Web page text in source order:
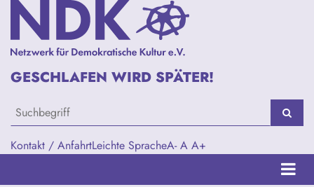
Kontakt / AnfahrtLeichte SpracheA- A A+
GESCHLAFEN WIRD SPÄTER!